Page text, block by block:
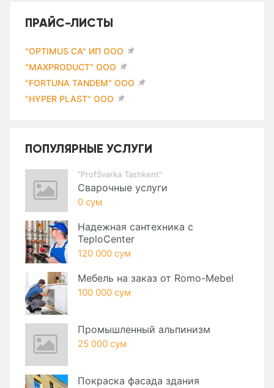
ПРАЙС-ЛИСТЫ
"OPTIMUS CA" ИП ООО
"MAXPRODUCT" ООО
"FORTUNA TANDEM" ООО
"HYPER PLAST" ООО
ПОПУЛЯРНЫЕ УСЛУГИ
"ProfSvarka Tashkent"
Сварочные услуги
0 сум
Надежная сантехника с
TeploCenter
120 000 сум
Мебель на заказ от Romo-Mebel
100 000 сум
Промышленный альпинизм
25 000 сум
Покраска фасада здания